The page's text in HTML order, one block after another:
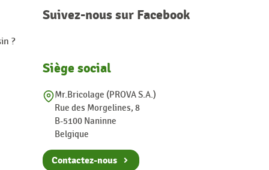
?
Suivez-nous sur Facebook
Siège social
Mr.Bricolage (PROVA S.A.)
Rue des Morgelines, 8
B-5100 Naninne
Belgique
Contactez-nous